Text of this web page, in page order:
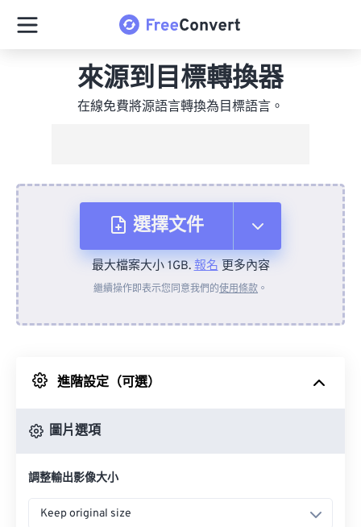
來源到目標轉換器
在線免費將源語言轉換為目標語言。
選擇文件
來自裝置
來自 Google 雲端硬碟
最大檔案大小 1GB.報名更多內容
繼續操作即表示您同意我們的使用條款 。
進階設定（可選）
圖片選項
調整輸出影像大小
Keep original size